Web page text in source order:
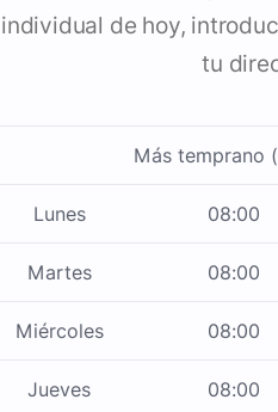
individual de hoy,
tu
Más temprano
Lunes 08:00
Martes 08:00
Miércoles 08:00
Jueves 08:00